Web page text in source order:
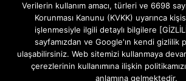
TEKNİK DESTEK
TELEVİZYON SİSTEMLERİ
Verilerin kullanım amacı, türleri ve 6698
Korunması Kanunu (KVKK) uyarınca
işlenmesiyle ilgili detaylı bilgilere
sayfamızdan ve Google'ın kendi gizlilik
ulaşabilirsiniz. Web sitemizi kullanmaya
çerezlerinin kullanımına ilişkin
anlamına gelmektedir.